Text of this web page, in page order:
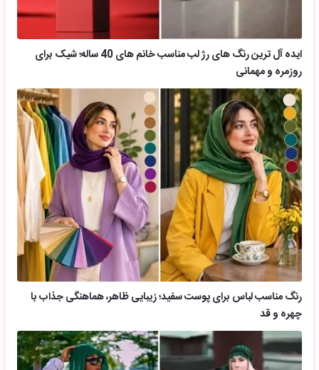
ایده آل ترین رنگ های رژ لب مناسب خانم های 40 ساله؛ شیک برای
روزمره و مهمانی
رنگ مناسب لباس برای پوست سفید؛ زیبایی ظاهر، هماهنگی جذاب با
چهره و قد